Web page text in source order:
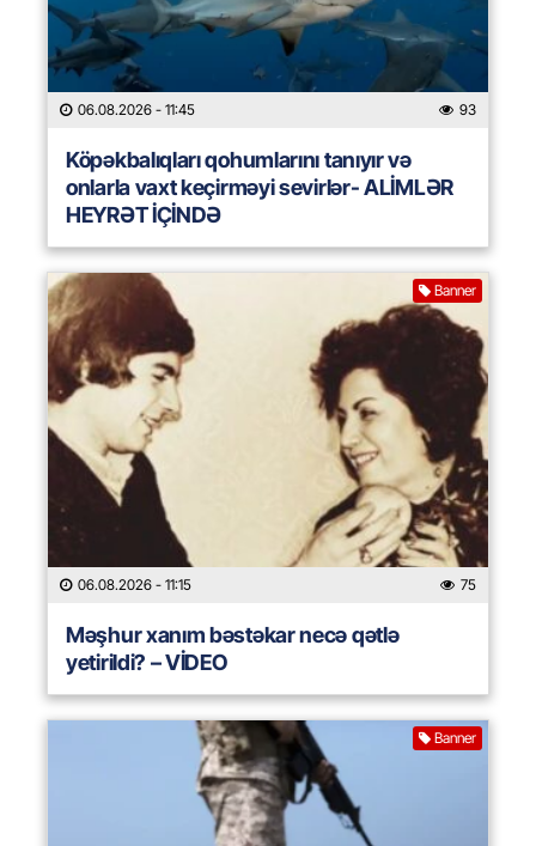
06.08.2026 - 11:45 93
Köpəkbalıqları qohumlarını tanıyır və
onlarla vaxt keçirməyi sevirlər- ALİMLƏR
HEYRƏT İÇİNDƏ
Banner
06.08.2026 - 11:15 75
Məşhur xanım bəstəkar necə qətlə
yetirildi? – VİDEO
Banner